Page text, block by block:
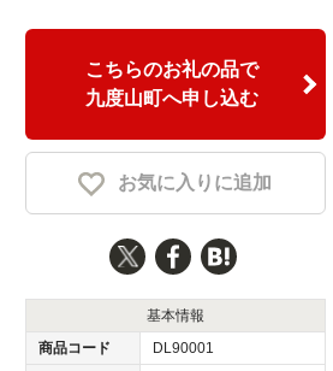
こちらのお礼の品で
九度山町へ申し込む
お気に入りに追加
基本情報
商品コード
DL90001